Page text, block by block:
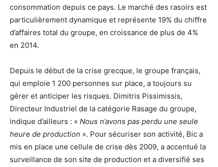
consommation depuis ce pays. Le marché des rasoirs est
particulièrement dynamique et représente 19% du chiffre
d’affaires total du groupe, en croissance de plus de 4%
en 2014.
Depuis le début de la crise grecque, le groupe français,
qui emploie 1 200 personnes sur place, a toujours su
gérer et anticiper les risques. Dimitris Pissimissis,
Directeur Industriel de la catégorie Rasage du groupe,
indique d’ailleurs : « Nous n’avons pas perdu une seule
heure de production ». Pour sécuriser son activité, Bic a
mis en place une cellule de crise dès 2009, a accentué la
surveillance de son site de production et a diversifié ses